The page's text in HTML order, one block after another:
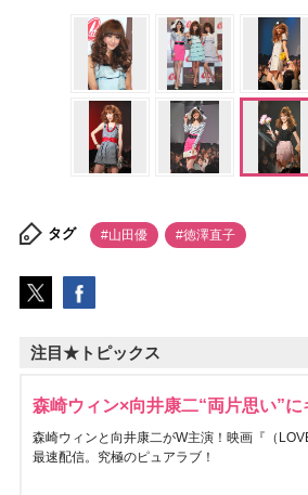
タグ #山田優 #徳澤直子
注目★トピックス
森崎ウィン×向井康二“両片思い”
森崎ウィンと向井康二がW主演！映画『（
最速配信。究極のピュアラブ！